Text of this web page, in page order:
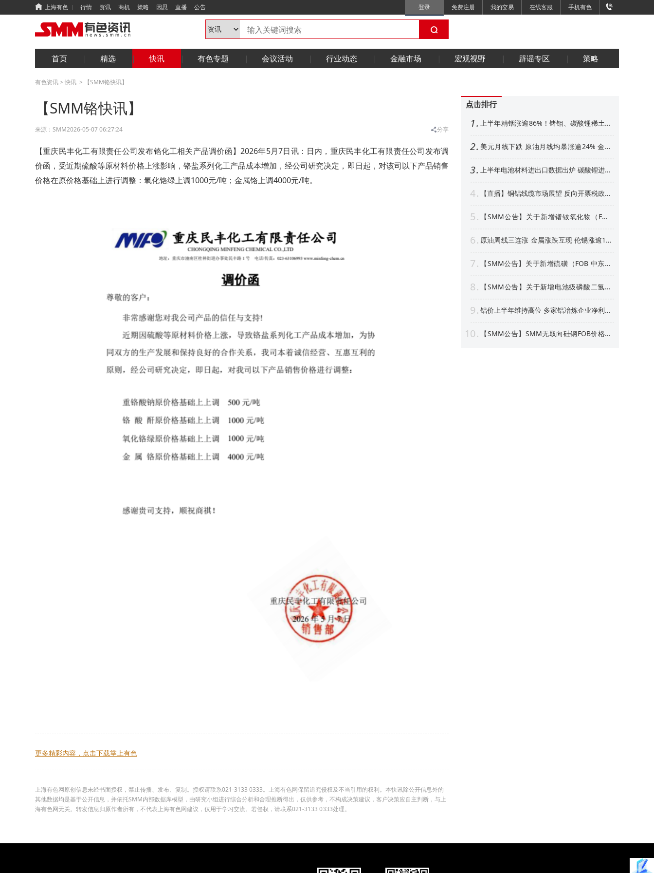
上海有色 行情 资讯 商机 策略 因思 直播 公告 登录 免费注册 我的交易 在线客服 手机有色
首页 精选 快讯 有色专题 会议活动 行业动态 金融市场 宏观视野 辟谣专区 策略
有色资讯> 快讯 > 【SMM铬快讯】
【SMM铬快讯】
来源： SMM2026-05-07 06:27:24 分享
【重庆民丰化工有限责任公司发布铬化工相关产品调价函】2026年5月7日讯：日内，重庆民丰化工有限责任公司发布调
价函，受近期硫酸等原材料价格上涨影响，铬盐系列化工产品成本增加，经公司研究决定，即日起，对该司以下产品销售
价格在原价格基础上进行调整：氧化铬绿上调1000元/吨；金属铬上调4000元/吨。
更多精彩内容，点击下载掌上有色
上海有色网原创信息未经书面授权，禁止传播、发布、复制。授权请联系021-3133 0333。上海有色网保留追究侵权及不当引用的权利。本快讯除公开信息外的
其他数据均是基于公开信息，并依托SMM内部数据库模型，由研究小组进行综合分析和合理推断得出，仅供参考，不构成决策建议，客户决策应自主判断，与上
海有色网无关。转发信息归原作者所有，不代表上海有色网建议，仅用于学习交流。若侵权，请联系021-3133 0333处理。
点击排行
1
上半年精铟涨逾86%！锗钼、碳酸锂稀土紧
2 美元月线下跌 原油月线均暴涨逾24% 金属
3 上半年电池材料进出口数据出炉 碳酸锂进口
4
【直播】铜铝线缆市场展望 反向开票税政形
5
【SMM公告】关于新增镨钕氧化物（FOB
6
原油周线三连涨 金属涨跌互现 伦锡涨逾1%
7
【SMM公告】关于新增硫磺（FOB 中东）
8
【SMM公告】关于新增电池级磷酸二氢锂
9 铝价上半年维持高位 多家铝冶炼企业净利预
10
【SMM公告】SMM无取向硅钢FOB价格点